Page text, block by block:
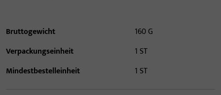
Bruttogewicht
160 G
Verpackungseinheit
1 ST
Mindestbestelleinheit
1 ST